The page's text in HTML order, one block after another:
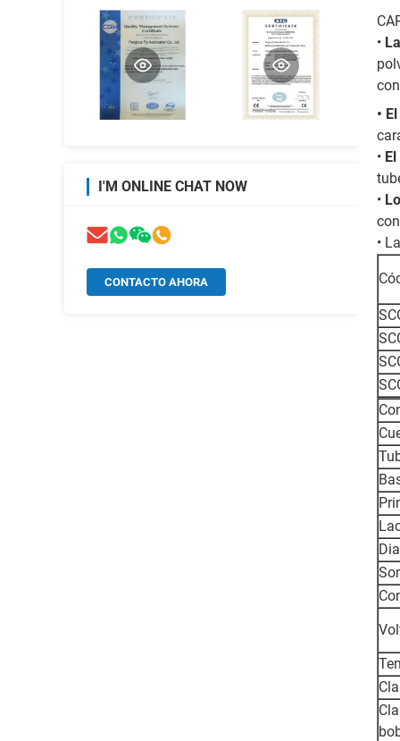
I'M ONLINE CHAT NOW
CONTACTO AHORA
•
•
•
•
•